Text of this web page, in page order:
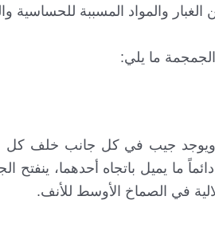
والمواد المسببة للحساسية
ما يلي:
جيب في كل جانب خلف كل قوس
ما يميل باتجاه أحدهما، ينفتح
في الصماخ الأوسط للأنف.